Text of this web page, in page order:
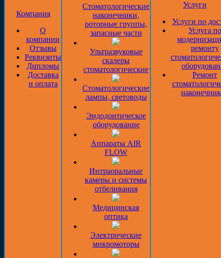
Компания
О
компании
Отзывы
Реквизиты
Дипломы
Доставка
и оплата
Стоматологические
наконечники,
роторные группы,
запасные части
Ультразвуковые
скалеры
стоматологические
Стоматологические
лампы, световоды
Эндодонтическое
оборудование
Аппараты AIR
FLOW
Интраоральные
камеры и системы
отбеливания
Медицинская
оптика
Электрические
микромоторы
Услуги
Услуги по
Услуга по
ремонту
Ремонт